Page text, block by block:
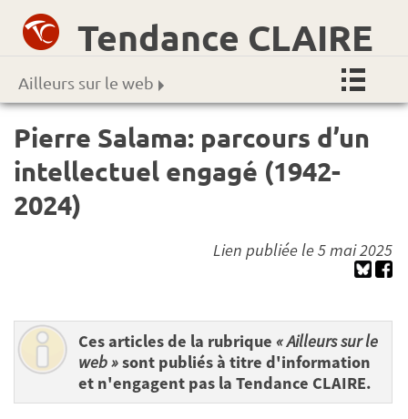
Tendance CLAIRE
Ailleurs sur le web
Pierre Salama: parcours d’un
intellectuel engagé (1942-
2024)
Lien publiée le 5 mai 2025
Ces articles de la rubrique « Ailleurs sur le
web »sont publiés à titre d'information
et n'engagent pas la Tendance CLAIRE.